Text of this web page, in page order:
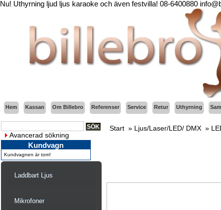
Nu! Uthyrning ljud ljus karaoke och även festvilla! 08-6400880
Hem Kassan Om Billebro Referenser Service Retur Uthyrning
Avancerad sökning
Kundvagn
Kundvagnen är tom!
Laddbart Ljus
Mikrofoner
Start » Ljus/Laser/LED/ DMX »